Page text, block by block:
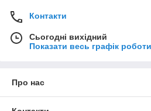
Контакти
Сьогодні вихідний
Показати весь графік роботи
Про нас